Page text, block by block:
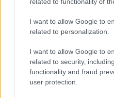
I want to allow Google to
related to personalization.
I want to allow Google to
related to security,
functionality and fraud
user protection.
«Μοιάζει
πρόσωπο και τα
πολύ», δήλωσε ένας
ονόματι Ράσελ. Μια